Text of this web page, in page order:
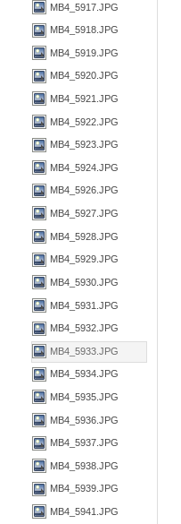
MB4_5917.JPG
MB4_5918.JPG
MB4_5919.JPG
MB4_5920.JPG
MB4_5921.JPG
MB4_5922.JPG
MB4_5923.JPG
MB4_5924.JPG
MB4_5926.JPG
MB4_5927.JPG
MB4_5928.JPG
MB4_5929.JPG
MB4_5930.JPG
MB4_5931.JPG
MB4_5932.JPG
MB4_5933.JPG
MB4_5934.JPG
MB4_5935.JPG
MB4_5936.JPG
MB4_5937.JPG
MB4_5938.JPG
MB4_5939.JPG
MB4_5941.JPG